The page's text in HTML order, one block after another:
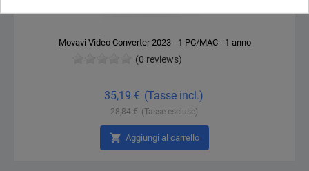
Movavi Video Converter 2023 - 1 PC/MAC - 1 anno
(0 reviews)
35,19 € (Tasse incl.)
28,84 € (Tasse escluse)
 Aggiungi al carrello